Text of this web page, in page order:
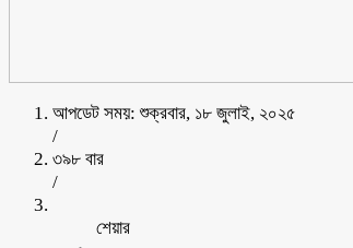
আপডেট সময়: শুক্রবার, ১৮ জুলাই, ২০২৫
/
৩৯৮ বার
/
শেয়ার